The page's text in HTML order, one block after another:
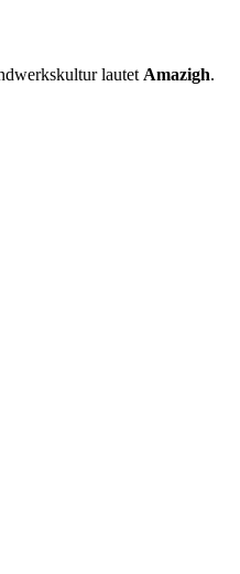
lautet Amazigh.